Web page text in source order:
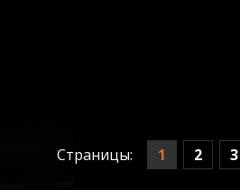
Страницы: 1 2 3